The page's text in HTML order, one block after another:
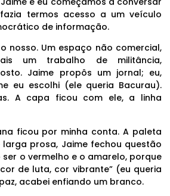
termos acesso a um veículo
de informação.
nosso. Um espaço não comercial,
um trabalho de militância,
Jaime propôs um jornal; eu,
eu escolhi (ele queria Bacurau).
A capa ficou com ele, a linha
ficou por minha conta. A paleta
prosa, Jaime fechou questão
ser o vermelho e o amarelo, porque
de luta, cor vibrante” (eu queria
acabei enfiando um branco.